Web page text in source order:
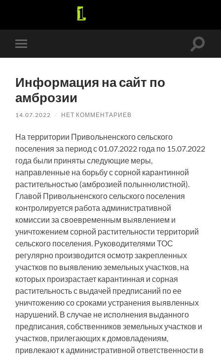
Переключить
мобильное
Информация на сайт по
амброзии
14.07.2022 / НЕТ КОММЕНТАРИЕВ
На территории Привольненского сельского
поселения за период с 01.07.2022 года по 15.07.2022
года были приняты следующие меры,
направленные на борьбу с сорной карантинной
растительностью (амброзией полыннолистной).
Главой Привольненского сельского поселения
контролируется работа административной
комиссии за своевременным выявлением и
уничтожением сорной растительности территорий
сельского поселения. Руководителями ТОС
регулярно производится осмотр закрепленных
участков по выявлению земельных участков, на
которых произрастает карантинная и сорная
растительность с выдачей предписаний по ее
уничтожению со сроками устранения выявленных
нарушений. В случае не исполнения выданного
предписания, собственников земельных участков и
участков, прилегающих к домовладениям,
привлекают к административной ответственности в